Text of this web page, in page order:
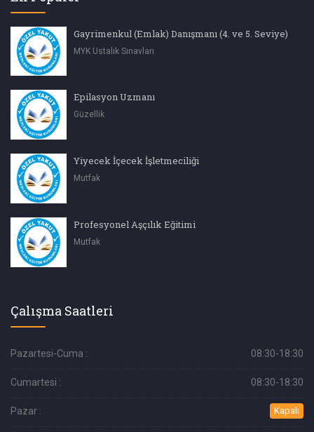
Gayrimenkul (Emlak) Danışmanı (4. ve 5. Seviye)
MYK Ustalık Sınavları
Epilasyon Uzmanı
Güzellik
Yiyecek İçecek İşletmeciliği
Mutfak
Profesyonel Aşçılık Eğitimi
Mutfak
Çalışma Saatleri
Pazartesi-Cuma : 08:30-18:30
Cumartesi : 08:30-18:30
Pazar : Kapalı